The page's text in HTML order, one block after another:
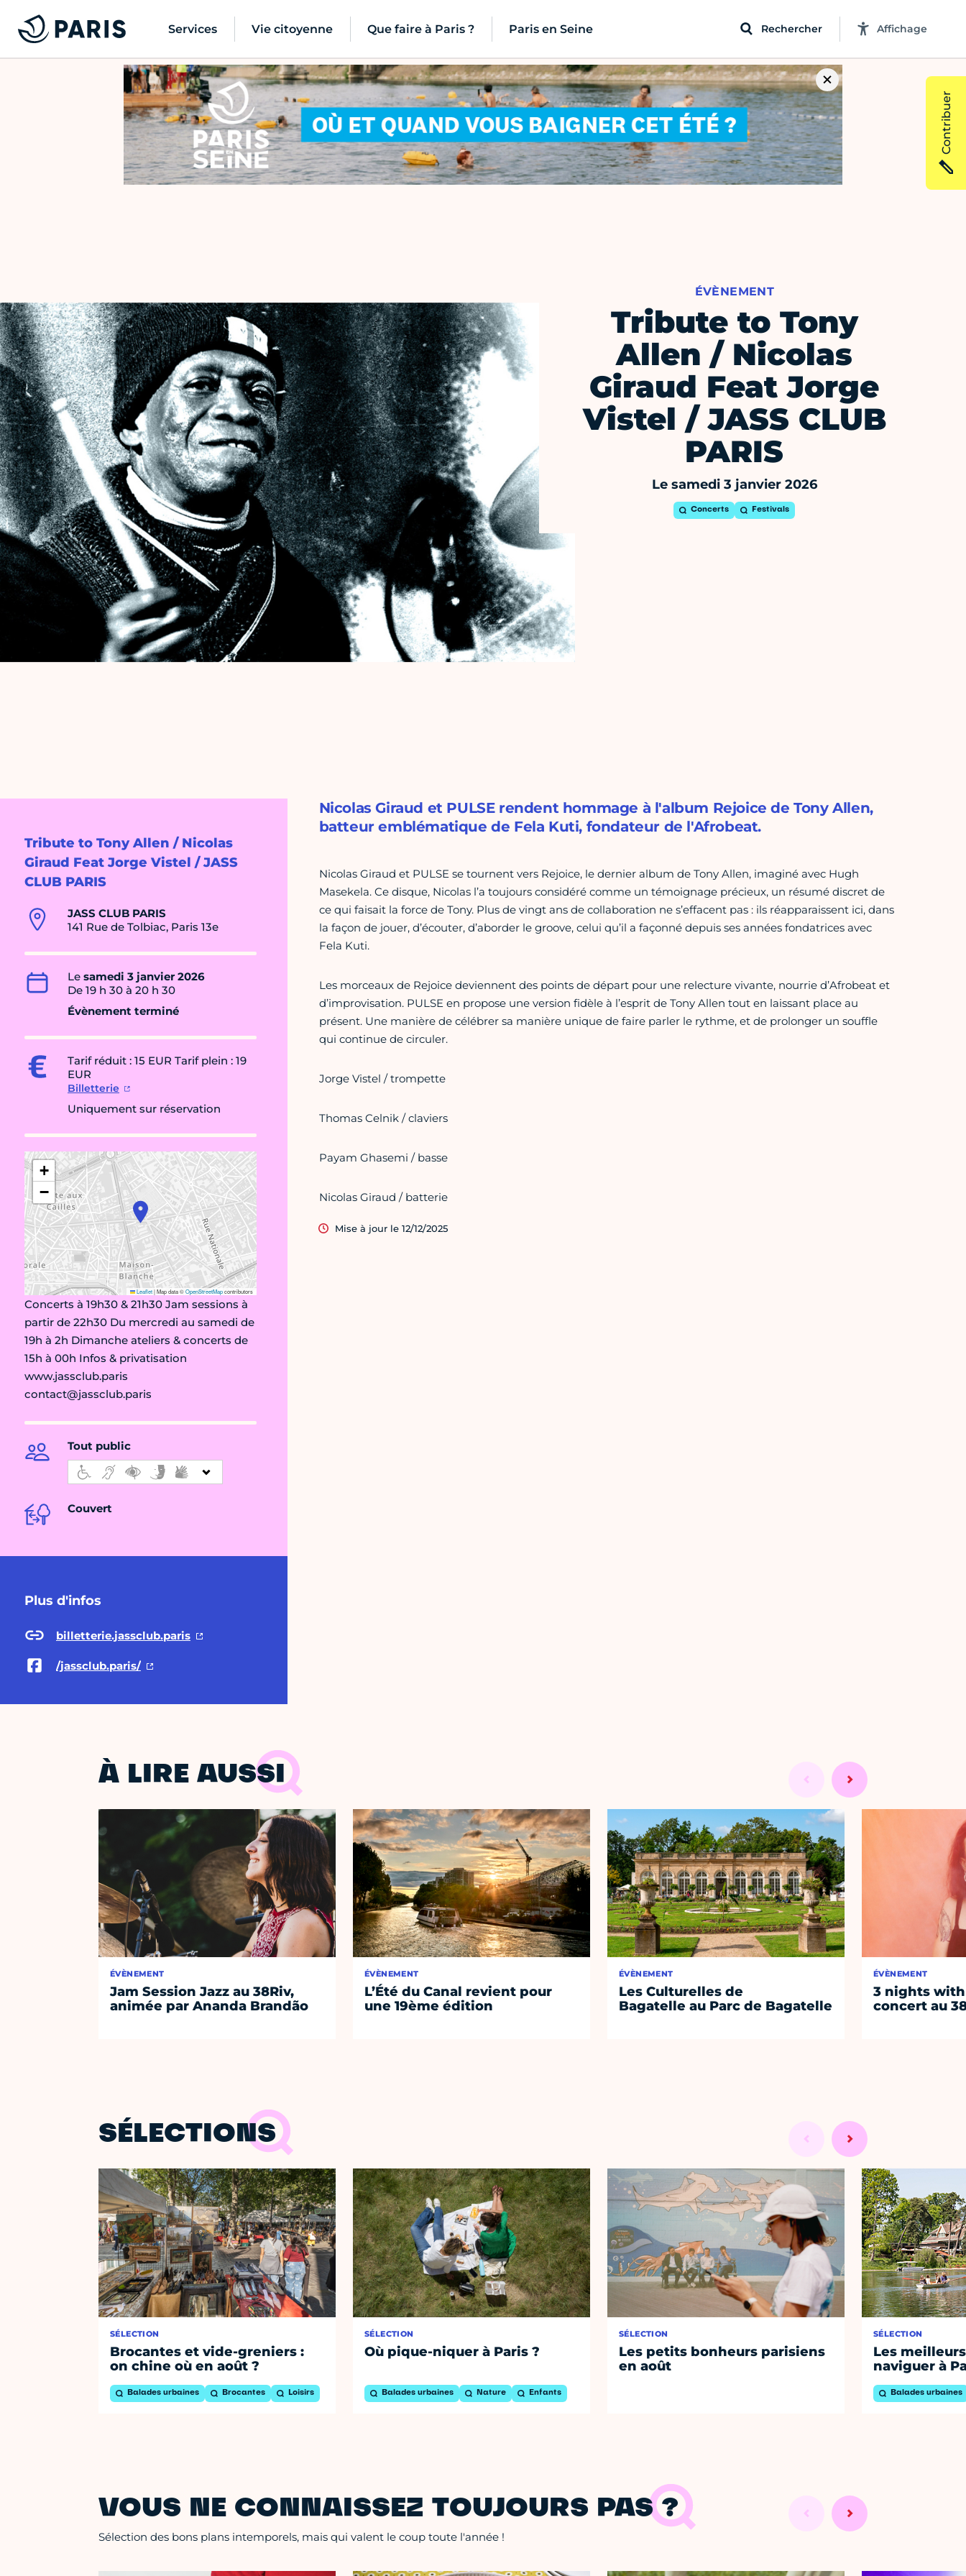
Services Vie citoyenne Que faire à Paris ? Paris en Seine Rechercher Affichage
ÉVÈNEMENT
Tribute to Tony
Allen / Nicolas
Giraud Feat Jorge
Vistel / JASS CLUB
PARIS
Le samedi 3 janvier 2026
Concerts Festivals
Tribute to Tony Allen / Nicolas
Giraud Feat Jorge Vistel / JASS
CLUB PARIS
JASS CLUB PARIS
141 Rue de Tolbiac, Paris 13e
Le samedi 3 janvier 2026
De 19 h 30 à 20 h 30
Évènement terminé
Tarif réduit : 15 EUR Tarif plein : 19
EUR
Billetterie
Uniquement sur réservation
+
−
Leaflet|Map data ©OpenStreetMapcontributors
Concerts à 19h30 & 21h30 Jam sessions à
partir de 22h30 Du mercredi au samedi de
19h à 2h Dimanche ateliers & concerts de
15h à 00h Infos & privatisation
www.jassclub.paris
contact@jassclub.paris
Tout public
Couvert
Plus d'infos
billetterie.jassclub.paris
/jassclub.paris/
Nicolas Giraud et PULSE rendent hommage à l'album Rejoice de Tony Allen,
batteur emblématique de Fela Kuti, fondateur de l'Afrobeat.
Nicolas Giraud et PULSE se tournent vers Rejoice, le dernier album de Tony Allen, imaginé avec Hugh
Masekela. Ce disque, Nicolas l’a toujours considéré comme un témoignage précieux, un résumé discret de
ce qui faisait la force de Tony. Plus de vingt ans de collaboration ne s’effacent pas : ils réapparaissent ici, dans
la façon de jouer, d’écouter, d’aborder le groove, celui qu’il a façonné depuis ses années fondatrices avec
Fela Kuti.
Les morceaux de Rejoice deviennent des points de départ pour une relecture vivante, nourrie d’Afrobeat et
d’improvisation. PULSE en propose une version fidèle à l’esprit de Tony Allen tout en laissant place au
présent. Une manière de célébrer sa manière unique de faire parler le rythme, et de prolonger un souffle
qui continue de circuler.
Jorge Vistel / trompette
Thomas Celnik / claviers
Payam Ghasemi / basse
Nicolas Giraud / batterie
Mise à jour le 12/12/2025
À LIRE AUSSI
ÉVÈNEMENT
Jam Session Jazz au 38Riv,
animée par Ananda Brandão
ÉVÈNEMENT
L’Été du Canal revient pour
une 19ème édition
ÉVÈNEMENT
Les Culturelles de
Bagatelle au Parc de Bagatelle
ÉVÈNEMENT
3 nights with
concert au
SÉLECTIONS
SÉLECTION
Brocantes et vide-greniers :
on chine où en août ?
Balades urbaines Brocantes Loisirs
SÉLECTION
Où pique-niquer à Paris ?
Balades urbaines Nature Enfants
SÉLECTION
Les petits bonheurs parisiens
en août
SÉLECTION
Les
naviguer à
Balades urbaines
VOUS NE CONNAISSEZ TOUJOURS PAS ?
Sélection des bons plans intemporels, mais qui valent le coup toute l'année !
Contribuer